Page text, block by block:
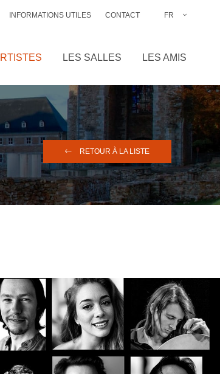
INFORMATIONS UTILES CONTACT FR
EN
LES SALLES LES AMIS
RETOUR À LA LISTE